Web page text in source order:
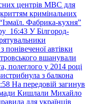
центрів МВС для
кримінальних
Фабрика-кухня”
16:43 У Білгород-
автівки
вшанували
полеглого у 2014 році
з балкона
На передовій загинув
Кишлали Михайло
для українців